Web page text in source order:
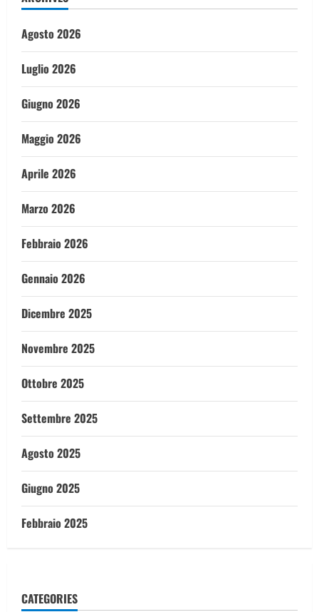
Agosto 2026
Luglio 2026
Giugno 2026
Maggio 2026
Aprile 2026
Marzo 2026
Febbraio 2026
Gennaio 2026
Dicembre 2025
Novembre 2025
Ottobre 2025
Settembre 2025
Agosto 2025
Giugno 2025
Febbraio 2025
CATEGORIES